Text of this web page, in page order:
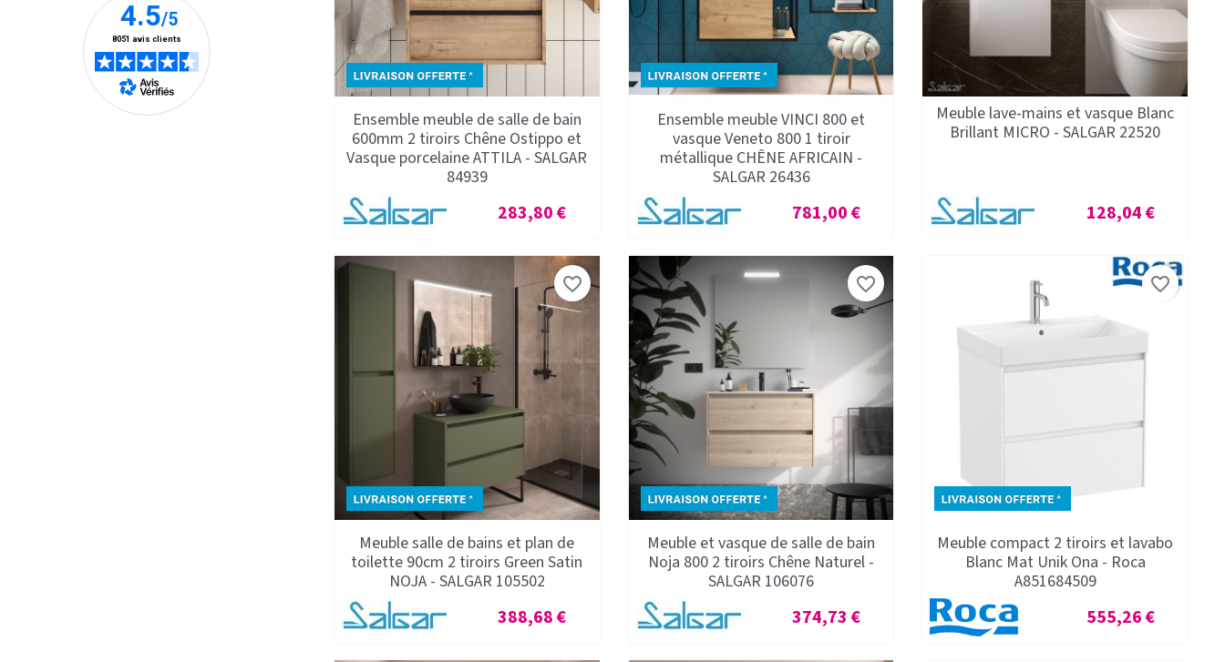
Ensemble meuble de salle de bain
600mm 2 tiroirs Chêne Ostippo et
Vasque porcelaine ATTILA - SALGAR
84939
Prix
283,80 €
Ensemble meuble VINCI 800 et
vasque Veneto 800 1 tiroir
métallique CHÊNE AFRICAIN -
SALGAR 26436
Prix
781,00 €
Meuble lave-mains et vasque Blanc
Brillant MICRO - SALGAR 22520
Prix
128,04 €
Meuble salle de bains et plan de
toilette 90cm 2 tiroirs Green Satin
NOJA - SALGAR 105502
Prix
388,68 €
favorite_border
Meuble et vasque de salle de bain
Noja 800 2 tiroirs Chêne Naturel -
SALGAR 106076
Prix
374,73 €
favorite_border
Meuble compact 2 tiroirs et lavabo
Blanc Mat Unik Ona - Roca
A851684509
Prix
555,26 €
favorite_border